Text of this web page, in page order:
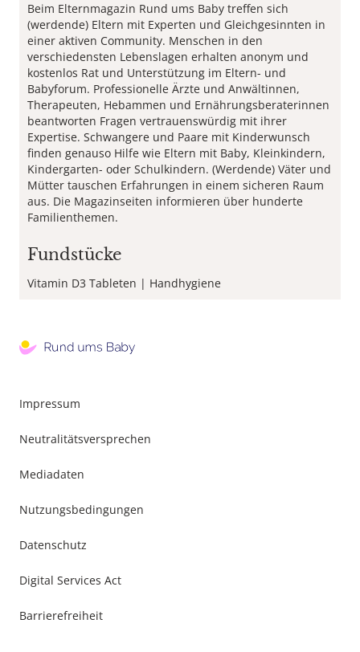
Beim Elternmagazin Rund ums Baby treffen sich
(werdende) Eltern mit Experten und Gleichgesinnten in
einer aktiven Community. Menschen in den
verschiedensten Lebenslagen erhalten anonym und
kostenlos Rat und Unterstützung im Eltern- und
Babyforum. Professionelle Ärzte und Anwältinnen,
Therapeuten, Hebammen und Ernährungsberaterinnen
beantworten Fragen vertrauenswürdig mit ihrer
Expertise. Schwangere und Paare mit Kinderwunsch
finden genauso Hilfe wie Eltern mit Baby, Kleinkindern,
Kindergarten- oder Schulkindern. (Werdende) Väter und
Mütter tauschen Erfahrungen in einem sicheren Raum
aus. Die Magazinseiten informieren über hunderte
Familienthemen.
Fundstücke
Vitamin D3 Tableten Handhygiene
Impressum
Neutralitätsversprechen
Mediadaten
Nutzungsbedingungen
Datenschutz
Digital Services Act
Barrierefreiheit